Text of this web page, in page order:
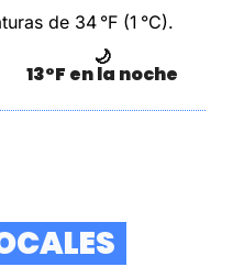
de 34 °F (1 °C).
🌙
13°F en la noche